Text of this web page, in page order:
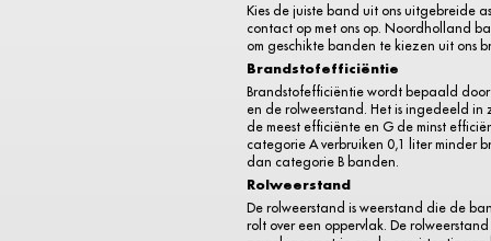
Kies de juiste band uit ons uitgebreide
contact op met ons op. Noordholland
om geschikte banden te kiezen uit ons
Brandstofefficiëntie
Brandstofefficiëntie wordt bepaald
en de rolweerstand. Het is ingedeeld in
de meest efficiënte en G de minst
categorie A verbruiken 0,1 liter minder
dan categorie B banden.
Rolweerstand
De rolweerstand is weerstand die de
rolt over een oppervlak. De